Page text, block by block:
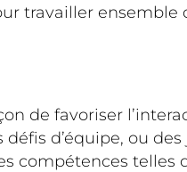
travailler
de favoriser
d’équipe, ou
compétences